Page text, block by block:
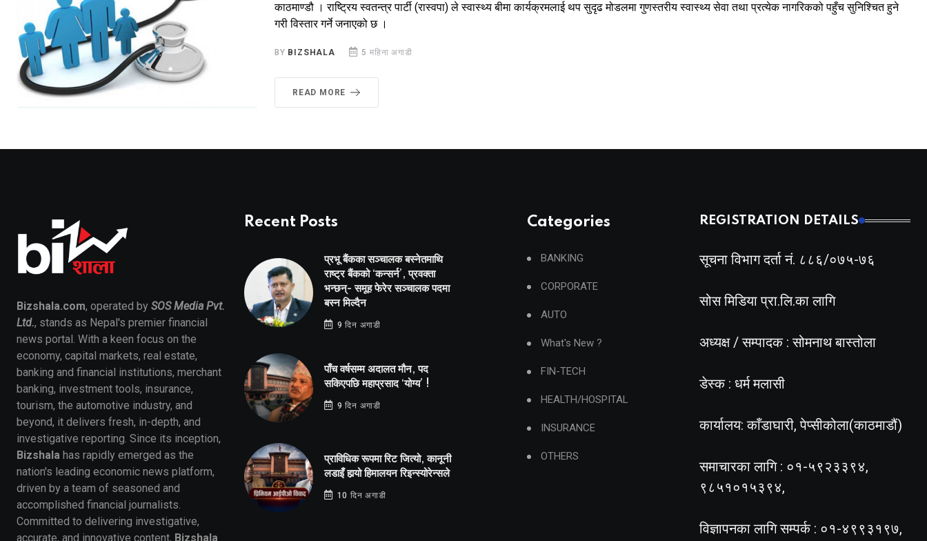
काठमाण्डौ । राष्ट्रिय स्वतन्त्र पार्टी (रास्वपा) ले स्वास्थ्य बीमा कार्यक्रमलाई थप सुदृढ मोडलमा गुणस्तरीय स्वास्थ्य सेवा तथा प्रत्येक नागरिकको पहुँच सुनिश्चित हुने
गरी विस्तार गर्ने जनाएको छ ।
BY BIZSHALA 5 महिना अगाडी
READ MORE
Bizshala.com, operated by SOS Media Pvt.
Ltd., stands as Nepal's premier financial
news portal. With a keen focus on the
economy, capital markets, real estate,
banking and financial institutions, merchant
banking, investment tools, insurance,
tourism, the automotive industry, and
beyond, it delivers fresh, in-depth, and
investigative reporting. Since its inception,
Bizshala has rapidly emerged as the
nation's leading economic news platform,
driven by a team of seasoned and
accomplished financial journalists.
Committed to delivering investigative,
accurate, and innovative content, Bizshala
Recent Posts
प्रभू बैंकका सञ्चालक बस्नेतमाथि
राष्ट्र बैंकको ‘कन्सर्न’, प्रवक्ता
भन्छन्- समूह फेरेर सञ्चालक पदमा
बस्न मिल्दैन
9 दिन अगाडी
पाँच वर्षसम्म अदालत मौन, पद
सकिएपछि महाप्रसाद ‘योग्य’ !
9 दिन अगाडी
प्राविधिक रूपमा रिट जित्यो, कानूनी
लडाइँ हार्‍यो हिमालयन रिइन्स्योरेन्सले
10 दिन अगाडी
Categories
BANKING
CORPORATE
AUTO
What's New ?
FIN-TECH
HEALTH/HOSPITAL
INSURANCE
OTHERS
REGISTRATION DETAILS
सूचना विभाग दर्ता नं. ८८६/०७५-७६
सोस मिडिया प्रा.लि.का लागि
अध्यक्ष / सम्पादक : सोमनाथ बास्तोला
डेस्क : धर्म मलासी
कार्यालय: काँडाघारी, पेप्सीकोला(काठमाडौं)
समाचारका लागि : ०१-५९२३३९४,
९८५१०१५३९४,
विज्ञापनका लागि सम्पर्क : ०१-४९९३१९७,